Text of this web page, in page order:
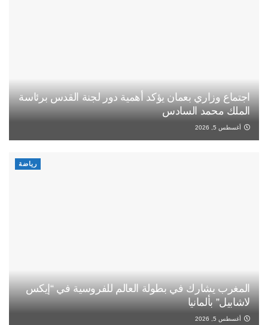
اجتماع وزاري بعمان يؤكد أهمية دور لجنة القدس برئاسة
الملك محمد السادس
أغسطس 5, 2026
رياضة
المغرب يشارك في بطولة العالم للفروسية في “إيكس
لاشابيل” بألمانيا
أغسطس 5, 2026